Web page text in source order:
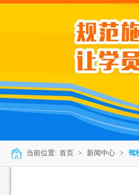
当前位置: 首页 > 新闻中心 > 驾